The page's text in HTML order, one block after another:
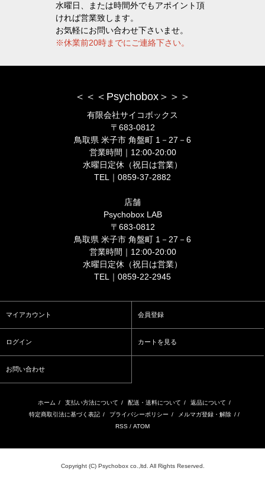
水曜日、または時間外でもアポイント頂
ければ営業致します。
お気軽にお問い合わせ下さいませ。
※休業前20時までにご連絡下さい。
＜＜＜Psychobox＞＞＞
有限会社サイコボックス
〒683-0812
鳥取県 米子市 角盤町 1－27－6
営業時間｜12:00-20:00
水曜日定休（祝日は営業）
TEL｜0859-37-2882
店舗
Psychobox LAB
〒683-0812
鳥取県 米子市 角盤町 1－27－6
営業時間｜12:00-20:00
水曜日定休（祝日は営業）
TEL｜0859-22-2945
マイアカウント 会員登録
ログイン カートを見る
お問い合わせ
ホーム / 支払い方法について / 配送・送料について / 返品について /
特定商取引法に基づく表記 / プライバシーポリシー / メルマガ登録・解除 / /
RSS / ATOM
Copyright (C) Psychobox co.,ltd. All Rights Reserved.